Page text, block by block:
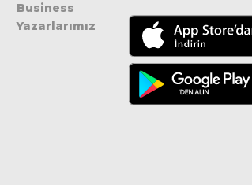
Business
Yazarlarımız